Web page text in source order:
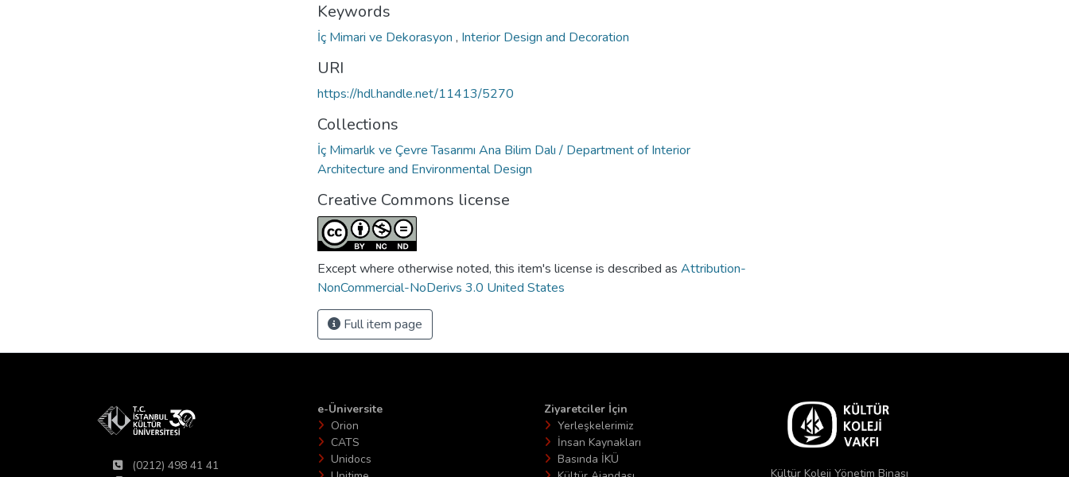
Keywords
İç Mimari ve Dekorasyon , Interior Design and Decoration
URI
https://hdl.handle.net/11413/5270
Collections
İç Mimarlık ve Çevre Tasarımı Ana Bilim Dalı / Department of Interior
Architecture and Environmental Design
Creative Commons license
Except where otherwise noted, this item's license is described as Attribution-
NonCommercial-NoDerivs 3.0 United States
Full item page
(0212) 498 41 41
e-Üniversite
Orion
CATS
Unidocs
Ziyaretciler İçin
Yerleşkelerimiz
İnsan Kaynakları
Basında İKÜ
Kültür Koleji Yönetim Binası